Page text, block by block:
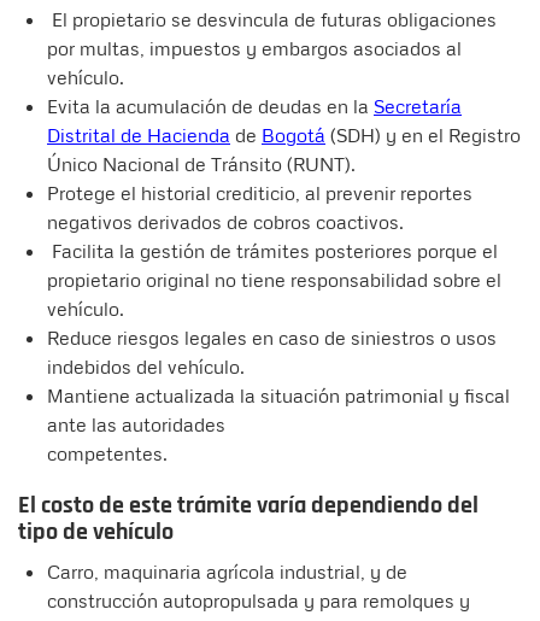
El propietario se desvincula de futuras obligaciones
por multas, impuestos y embargos asociados al
vehículo.
Evita la acumulación de deudas en la Secretaría
Distrital de Hacienda de Bogotá (SDH) y en el Registro
Único Nacional de Tránsito (RUNT).
Protege el historial crediticio, al prevenir reportes
negativos derivados de cobros coactivos.
Facilita la gestión de trámites posteriores porque el
propietario original no tiene responsabilidad sobre el
vehículo.
Reduce riesgos legales en caso de siniestros o usos
indebidos del vehículo.
Mantiene actualizada la situación patrimonial y fiscal
ante las autoridades
competentes.
El costo de este trámite varía dependiendo del
tipo de vehículo
Carro, maquinaria agrícola industrial, y de
construcción autopropulsada y para remolques y